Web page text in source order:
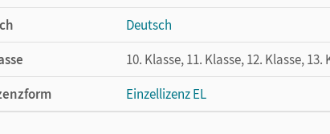
Deutsch
10. Klasse, 11. Klasse, 12. Klasse, 13.
Einzellizenz EL